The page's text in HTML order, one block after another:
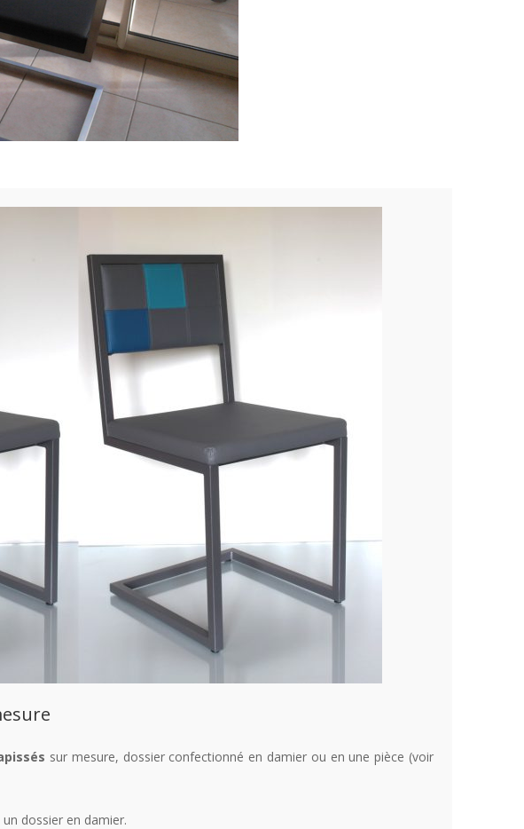
sur mesure, dossier confectionné en damier ou en une pièce (voir
dossier en damier.